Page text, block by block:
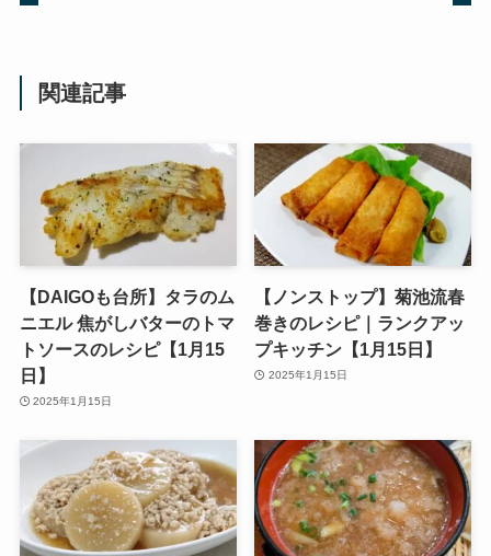
関連記事
【DAIGOも台所】タラのム
ニエル 焦がしバターのトマ
トソースのレシピ【1月15
日】
2025年1月15日
【ノンストップ】菊池流春
巻きのレシピ｜ランクアッ
プキッチン【1月15日】
2025年1月15日